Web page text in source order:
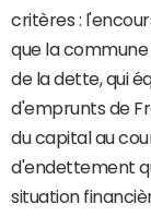
critères :
que la commune
de la dette, qui
d'emprunts de
du capital au
d'endettement
situation